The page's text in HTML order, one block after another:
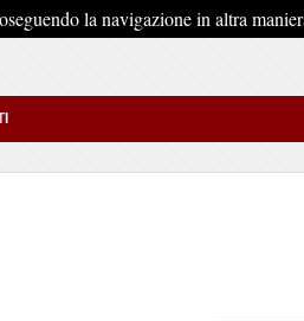
la navigazione in altra